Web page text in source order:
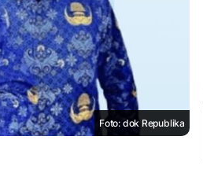
Foto: dok Republika